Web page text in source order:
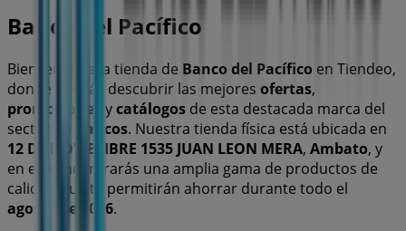
Banco del Pacífico
Bienvenido a la tienda de Banco del Pacífico en Tiendeo,
donde podrás descubrir las mejores ofertas,
promociones ycatálogos de esta destacada marca del
sector de
Bancos. Nuestra tienda física está ubicada en
12 DE NOVIEMBRE 1535 JUAN LEON MERA, Ambato, y
en ella encontrarás una amplia gama de productos de
calidad que te permitirán ahorrar durante todo el
agosto de 2026.